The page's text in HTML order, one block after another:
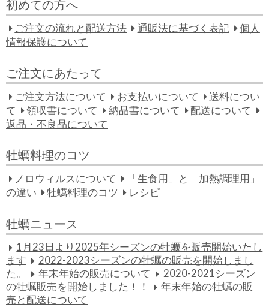
r
h
f
r:
h
初めての方へ
ご注文の流れと配送方法 通販法に基づく表記
個人
情報保護について
ご注文にあたって
ご注文方法について お支払いについて
送料につい
て
領収書について 納品書について
配送について
返品・不良品について
牡蠣料理のコツ
ノロウィルスについて
「生食用」と「加熱調理用」
の違い
牡蠣料理のコツ レシピ
牡蠣ニュース
1月23日より2025年シーズンの牡蠣を販売開始いたし
ます
2022-2023シーズンの牡蠣の販売を開始しまし
た。
年末年始の販売について
2020-2021シーズン
の牡蠣販売を開始しました！！
年末年始の牡蠣の販
売と配送について